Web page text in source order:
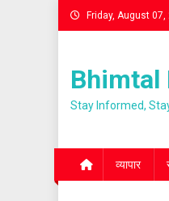
Skip
to
Friday, August 07,
Bhimtal
Stay Informed,
व्यापार